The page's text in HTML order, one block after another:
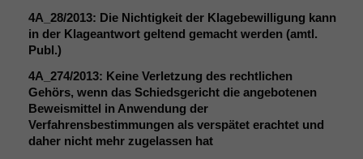
4A_28/2013: Die Nichtigkeit der Klagebewilligung kann
in der Klageantwort geltend gemacht werden (amtl.
Publ.)
4A_274/2013: Keine Verletzung des rechtlichen
Gehörs, wenn das Schiedsgericht die angebotenen
Beweismittel in Anwendung der
Verfahrensbestimmungen als verspätet erachtet und
daher nicht mehr zugelassen hat
Marketing
anonyme Daten ab,
um interne
marketingtechnische
Auswertungen
durchführen zu